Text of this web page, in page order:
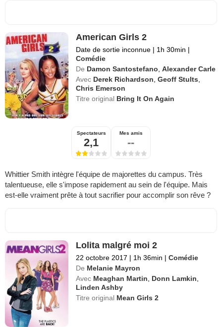
American Girls 2
Date de sortie inconnue | 1h 30min |
Comédie
De Damon Santostefano,Alexander Carle
Avec Derek Richardson,Geoff Stults,
Chris Emerson
Titre original Bring It On Again
Spectateurs
2,1
Mes amis
--
Whittier Smith intègre l'équipe de majorettes du campus. Très
talentueuse, elle s'impose rapidement au sein de l'équipe. Mais
est-elle vraiment prête à tout sacrifier pour accomplir son rêve ?
Lolita malgré moi 2
22 octobre 2017 | 1h 36min | Comédie
De Melanie Mayron
Avec Meaghan Martin, Donn Lamkin,
Linden Ashby
Titre original Mean Girls 2